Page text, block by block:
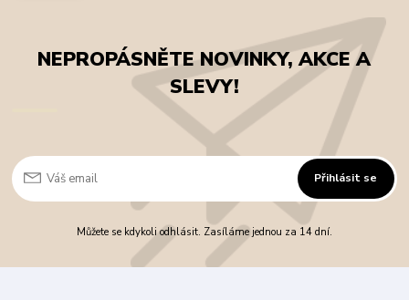
NEPROPÁSNĚTE NOVINKY, AKCE A
SLEVY!
Přihlásit se
Můžete se kdykoli odhlásit. Zasíláme jednou za 14 dní.